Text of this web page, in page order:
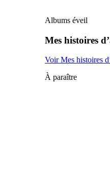
Albums éveil
Mes histoires
Voir Mes histoires
À paraître